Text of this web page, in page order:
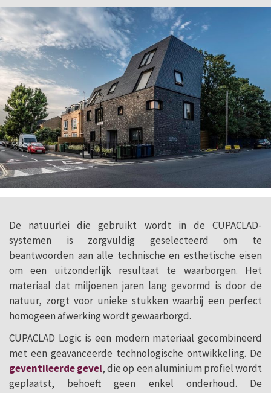
De natuurlei die gebruikt wordt in de CUPACLAD-
systemen is zorgvuldig geselecteerd om te
beantwoorden aan alle technische en esthetische eisen
om een uitzonderlijk resultaat te waarborgen. Het
materiaal dat miljoenen jaren lang gevormd is door de
natuur, zorgt voor unieke stukken waarbij een perfect
homogeen afwerking wordt gewaarborgd.
CUPACLAD Logic is een modern materiaal gecombineerd
met een geavanceerde technologische ontwikkeling. De
geventileerde gevel, die op een aluminium profiel wordt
geplaatst, behoeft geen enkel onderhoud. De